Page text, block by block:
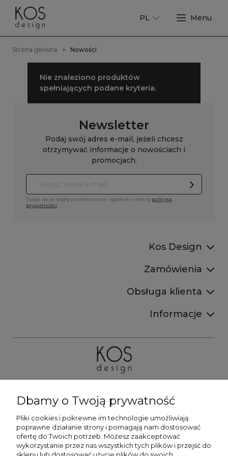
Strona główna Nowości
Nie znaleziono produktów
spełniających podane kryteria.
Newsletter
Podaj swój adres e-mail, jeżeli chcesz
otrzymywać informacje o nowościach i
promocjach.
Twoje dane będą przetwarzane zgodnie z naszą polityką
prywatności
Kos Design
Zamówienia
Obsługa klienta
Informacje
sklep@kosdesign.store
KOS Design to polska manufaktura mebli drewnianych
Dbamy o Twoją prywatność
Pliki cookies i pokrewne im technologie umożliwiają
poprawne działanie strony i pomagają nam dostosować
ofertę do Twoich potrzeb. Możesz zaakceptować
wykorzystanie przez nas wszystkich tych plików i przejść do